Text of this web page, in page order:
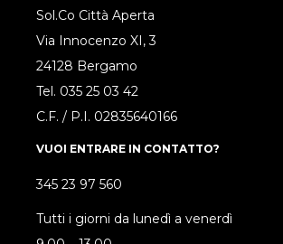
Sol.Co Città Aperta
Via Innocenzo XI, 3
24128 Bergamo
Tel. 035 25 03 42
C.F. / P.I. 02835640166
VUOI ENTRARE IN CONTATTO?
345 23 97 560
Tutti i giorni da lunedì a venerdì